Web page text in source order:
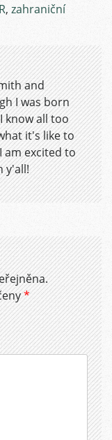
, zahraniční
and
I was born
know all too
it's like to
am excited to
y'all!
*